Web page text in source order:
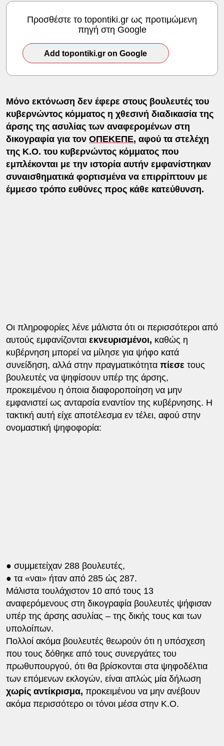
Προσθέστε το topontiki.gr ως προτιμώμενη
πηγή στη Google
Add topontiki.gr on Google
Μόνο εκτόνωση δεν έφερε στους βουλευτές του
κυβερνώντος κόμματος η χθεσινή διαδικασία της
άρσης της ασυλίας των αναφερομένων στη
δικογραφία για τον ΟΠΕΚΕΠΕ, αφού τα στελέχη
της Κ.Ο. του κυβερνώντος κόμματος που
εμπλέκονται με την ιστορία αυτήν εμφανίστηκαν
συναισθηματικά φορτισμένα να επιρρίπτουν με
έμμεσο τρόπο ευθύνες προς κάθε κατεύθυνση.
Οι πληροφορίες λένε μάλιστα ότι οι περισσότεροι από
αυτούς εμφανίζονται εκνευρισμένοι, καθώς η
κυβέρνηση μπορεί να μίλησε για ψήφο κατά
συνείδηση, αλλά στην πραγματικότητα πίεσε τους
βουλευτές να ψηφίσουν υπέρ της άρσης,
προκειμένου η όποια διαφοροποίηση να μην
εμφανιστεί ως ανταρσία εναντίον της κυβέρνησης. Η
τακτική αυτή είχε αποτέλεσμα εν τέλει, αφού στην
ονομαστική ψηφοφορία:
● συμμετείχαν 288 βουλευτές,
● τα «ναι» ήταν από 285 ώς 287.
Μάλιστα τουλάχιστον 10 από τους 13
αναφερόμενους στη δικογραφία βουλευτές ψήφισαν
υπέρ της άρσης ασυλίας – της δικής τους και των
υπολοίπων.
Πολλοί ακόμα βουλευτές θεωρούν ότι η υπόσχεση
που τους δόθηκε από τους συνεργάτες του
πρωθυπουργού, ότι θα βρίσκονται στα ψηφοδέλτια
των επόμενων εκλογών, είναι απλώς μία δήλωση
χωρίς αντίκρισμα, προκειμένου να μην ανέβουν
ακόμα περισσότερο οι τόνοι μέσα στην Κ.Ο.